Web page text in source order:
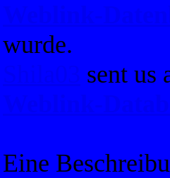
wurde.
sent us
Eine